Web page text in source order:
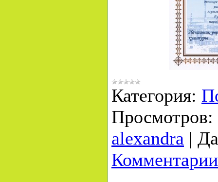
Категория:
Просмотров:
alexandra |